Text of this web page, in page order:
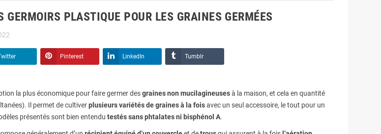
GERMOIRS PLASTIQUE POUR LES GRAINES GERMÉES
Pinterest LinkedIn Tumblr
la plus économique pour faire germer desgraines non mucilagineusesà la maison, et cela en quantité
Il permet de cultiverplusieurs variétés de graines à la foisavec un seul accessoire, le tout pour un
présentés sont bien entendu testés sans phtalates ni bisphénol A.